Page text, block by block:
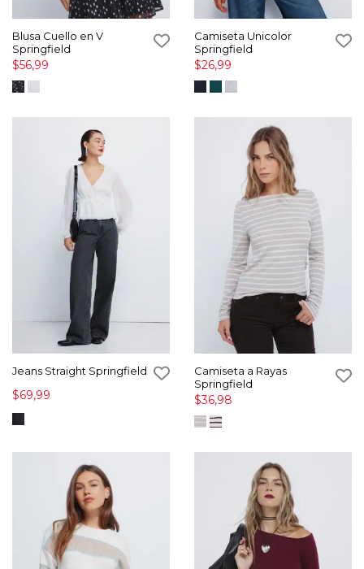
Blusa Cuello en V
Springfield
$56,99
Camiseta Unicolor
Springfield
$26,99
Jeans Straight Springfield
$69,99
Camiseta a Rayas
Springfield
$36,98